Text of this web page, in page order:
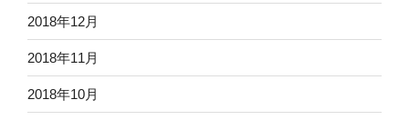
2018年12月
2018年11月
2018年10月